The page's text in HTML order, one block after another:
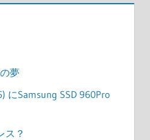
夢
にSamsung SSD 960Pro
ス？